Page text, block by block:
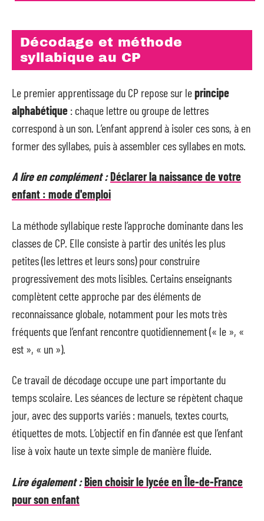
Décodage et méthode
syllabique au CP
Le premier apprentissage du CP repose sur leprincipe
alphabétique : chaque lettre ou groupe de lettres
correspond à un son. L’enfant apprend à isoler ces sons, à en
former des syllabes, puis à assembler ces syllabes en mots.
A lire en complément :Déclarer la naissance de votre
enfant : mode d'emploi
La méthode syllabique reste l’approche dominante dans les
classes de CP. Elle consiste à partir des unités les plus
petites (les lettres et leurs sons) pour construire
progressivement des mots lisibles. Certains enseignants
complètent cette approche par des éléments de
reconnaissance globale, notamment pour les mots très
fréquents que l’enfant rencontre quotidiennement (« le », «
est », « un »).
Ce travail de décodage occupe une part importante du
temps scolaire. Les séances de lecture se répètent chaque
jour, avec des supports variés : manuels, textes courts,
étiquettes de mots. L’objectif en fin d’année est que l’enfant
lise à voix haute un texte simple de manière fluide.
Lire également :Bien choisir le lycée en Île-de-France
pour son enfant